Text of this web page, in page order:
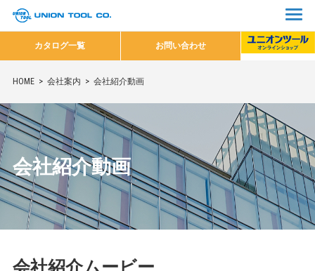
カタログ一覧 お問い合わせ
HOME 会社案内 会社紹介動画
会社紹介動画